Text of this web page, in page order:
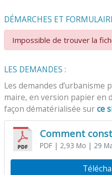
DÉMARCHES ET
Impossible de trouver la
LES DEMANDES :
Les demandes d’urbanisme
maire, en version papier en
façon dématérialisée surce
Comment
PDF| 2,93 Mo | 29